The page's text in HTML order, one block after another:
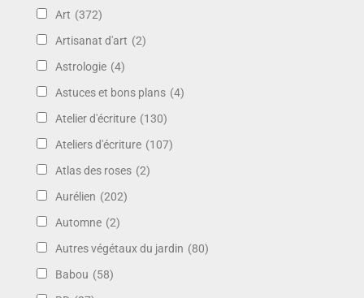
Art (372)
Artisanat d'art (2)
Astrologie (4)
Astuces et bons plans (4)
Atelier d'écriture (130)
Ateliers d'écriture (107)
Atlas des roses (2)
Aurélien (202)
Automne (2)
Autres végétaux du jardin (80)
Babou (58)